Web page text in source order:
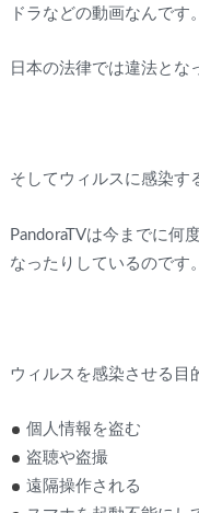
ドラなどの動画なんです。
日本の法律では違法とな
そしてウィルスに感染す
PandoraTVは今までに何
なったりしているのです。
ウィルスを感染させる目
個人情報を盗む
盗聴や盗撮
遠隔操作される